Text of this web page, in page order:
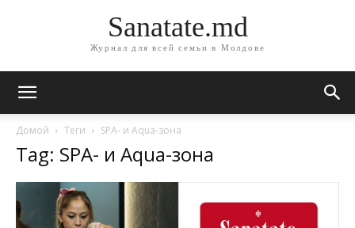
Sanatate.md
Журнал для всей семьи в Молдове
Домой Теги SPA- и Aqua-зона
Tag: SPA- и Aqua-зона